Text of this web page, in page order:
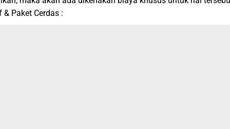
Paket Cerdas :